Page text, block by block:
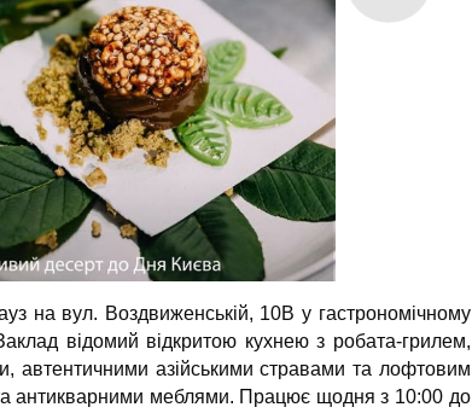
на вул. Воздвиженській, 10В у гастрономічному
відомий відкритою кухнею з робата-грилем,
автентичними азійськими стравами та лофтовим
та антикварними меблями. Працює щодня з 10:00 до